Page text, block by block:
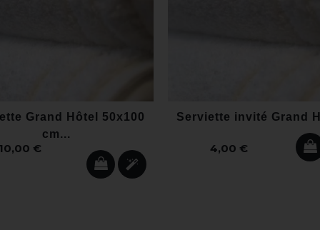
Grand Hôtel 50x100
cm...
10,00 €
Serviette invité Grand
4,00 €